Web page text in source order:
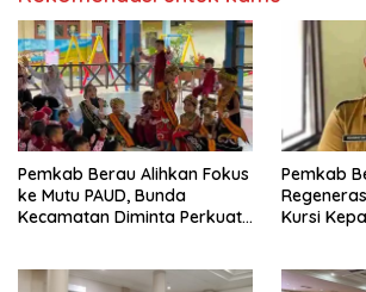
Pemkab Berau Alihkan Fokus
ke Mutu PAUD, Bunda
Kecamatan Diminta Perkuat
Pemkab
Kursi